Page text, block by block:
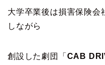
大学卒業後は損害保険会
しながら
創設した劇団「 CAB